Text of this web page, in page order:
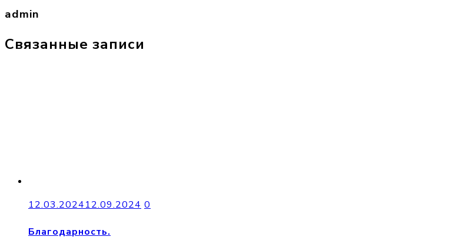
admin
Связанные записи
12.03.202412.09.2024 0
Благодарность.